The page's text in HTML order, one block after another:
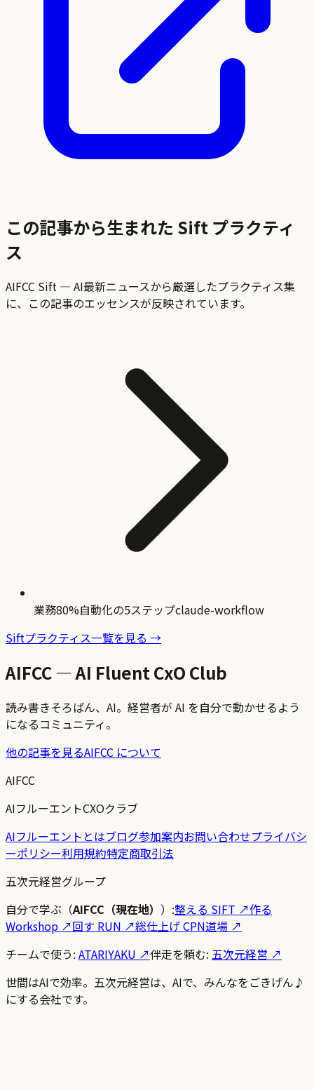
この記事から生まれた Sift プラクティ
ス
AIFCC Sift — AI最新ニュースから厳選したプラクティス集
に、この記事のエッセンスが反映されています。
業務80%自動化の5ステップclaude-workflow
Siftプラクティス一覧を見る →
AIFCC — AI Fluent CxO Club
読み書きそろばん、AI。経営者が AI を自分で動かせるよう
になるコミュニティ。
他の記事を見るAIFCC について
AIFCC
AIフルーエントCXOクラブ
AIフルーエントとはブログ参加案内お問い合わせプライバシ
ーポリシー利用規約特定商取引法
五次元経営グループ
自分で学ぶ（AIFCC（現在地） ）:整える SIFT ↗作る
Workshop ↗回す RUN ↗総仕上げ CPN道場 ↗
チームで使う: ATARIYAKU ↗伴走を頼む: 五次元経営 ↗
世間はAIで効率。五次元経営は、AIで、みんなをごきげん♪
にする会社です。